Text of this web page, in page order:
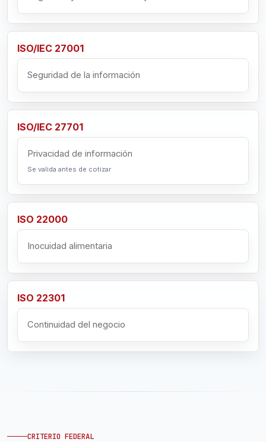
ISO/IEC 27001
Seguridad de la información
ISO/IEC 27701
Privacidad de información
Se valida antes de cotizar
ISO 22000
Inocuidad alimentaria
ISO 22301
Continuidad del negocio
CRITERIO FEDERAL